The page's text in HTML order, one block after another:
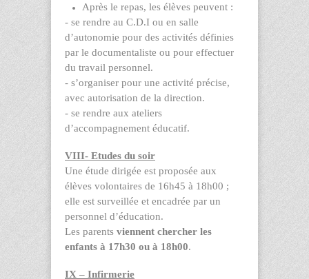
Après le repas, les élèves peuvent :
- se rendre au C.D.I ou en salle
d’autonomie pour des activités définies
par le documentaliste ou pour effectuer
du travail personnel.
- s’organiser pour une activité précise,
avec autorisation de la direction.
- se rendre aux ateliers
d’accompagnement éducatif.
VIII- Etudes du soir
Une étude dirigée est proposée aux
élèves volontaires de 16h45 à 18h00 ;
elle est surveillée et encadrée par un
personnel d’éducation.
Les parents viennent chercher les
enfants à 17h30 ou à 18h00.
IX – Infirmerie